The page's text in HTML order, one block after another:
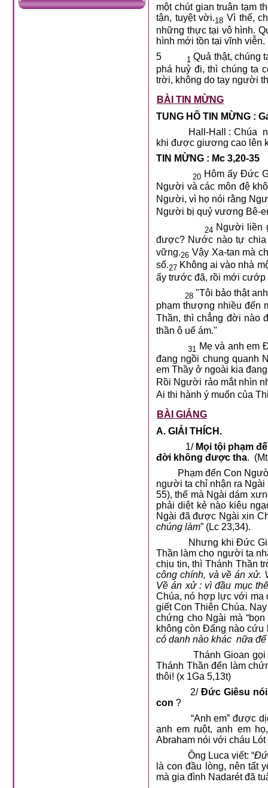
một chút gian truân tạm
tận, tuyệt vời.18 Vì thế,
những thực tại vô hình.
hình mới tồn tại vĩnh viễn.
5
1 Quả thật, chúng
phá huỷ đi, thì chúng ta
trời, không do tay người
BÀI TIN MỪNG
TUNG HÔ TIN MỪNG :
Hall-Hall : Chúa nói :
khi được giương cao lên
TIN MỪNG : Mc 3,20-35
20 Hôm ấy Đức
Người và các môn đệ
Người, vì họ nói rằng
Người bị quỷ vương Bê-
24 Người liền
được? Nước nào tự chia
vững.26 Vậy Xa-tan mà
số.27 Không ai vào nhà
ấy trước đã, rồi mới cướp
28 "Tôi bảo thật
phạm thượng nhiều đến
Thần, thì chẳng đời nào
thần ô uế ám."
31 Mẹ và anh em
đang ngồi chung quanh
em Thầy ở ngoài kia
Rồi Người rảo mắt nhìn
Ai thi hành ý muốn của
BÀI GIẢNG
A. GIẢI THÍCH.
1/ Mọi tội phạm
đời không được tha.
Phạm đến Con Người
người ta chỉ nhận ra Ngài
55), thế mà Ngài dám
phải diệt kẻ nào kiêu
Ngài đã được Ngài xin
chúng làm” (Lc 23,34).
Nhưng khi Đức Giêsu
Thần làm cho người ta
chịu tin, thì Thánh Thần
công chính, và về án xử.
Về án xử : vì đầu mục
Chúa, nó hợp lực với ma
giết Con Thiên Chúa.
chứng cho Ngài mà
không còn Đấng nào cứu
có danh nào khác nữa
Thánh Gioan gọi kẻ
Thánh Thần đến làm
thôi! (x 1Ga 5,13t)
2/ Đức Giêsu nói
con ?
“Anh em” được dịch
anh em ruột, anh em
Abraham nói với cháu Lót
Ông Luca viết: “
là con đầu lòng, nên tất
mà gia đình Nadarét đã